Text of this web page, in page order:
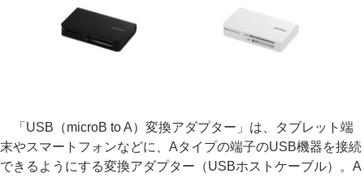
「USB（microB to A）変換アダプター」は、タブレット端
末やスマートフォンなどに、Aタイプの端子のUSB機器を接続
できるようにする変換アダプター（USBホストケーブル）。A